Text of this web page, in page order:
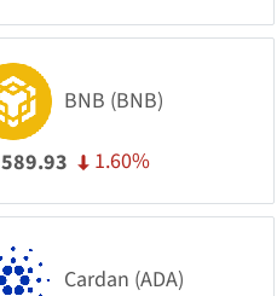
BNB (BNB)
589.93 1.60%
Cardan (ADA)